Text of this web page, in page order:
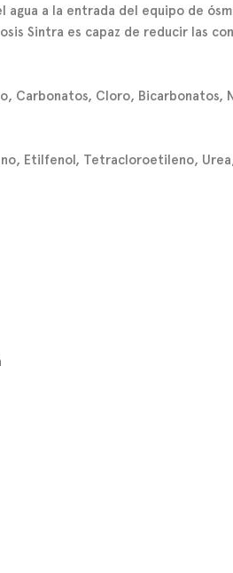
a la entrada del equipo de
Sintra es capaz de reducir las
Carbonatos, Cloro,
Etilfenol, Tetracloroetileno,